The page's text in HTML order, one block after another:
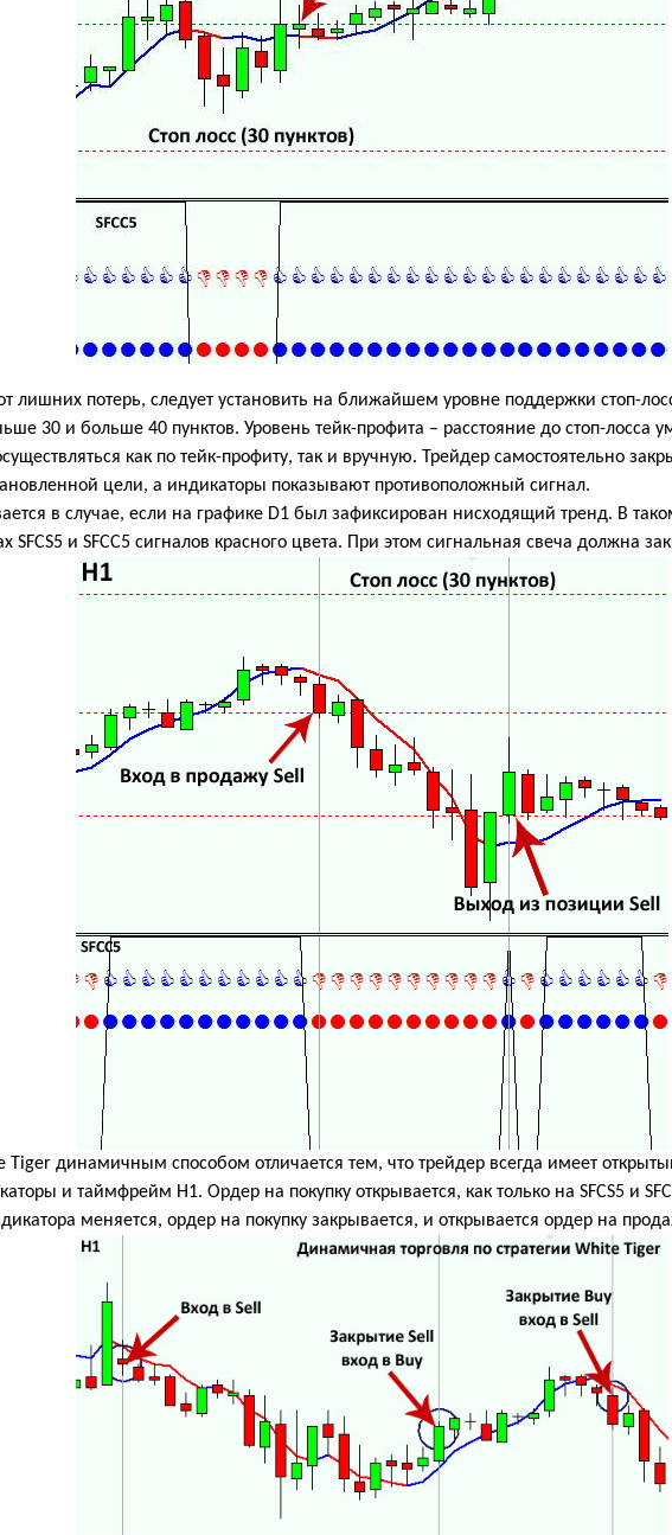
лишних потерь, следует установить на ближайшем уровне поддержки стоп-
30 и больше 40 пунктов. Уровень тейк-профита – расстояние до стоп-лосса
как по тейк-профиту, так и вручную. Трейдер самостоятельно
цели, а индикаторы показывают противоположный сигнал.
в случае, если на графике D1 был зафиксирован нисходящий тренд. В
SFCS5 и SFCС5 сигналов красного цвета. При этом сигнальная свеча должна
Tiger динамичным способом отличается тем, что трейдер всегда имеет
и таймфрейм Н1. Ордер на покупку открывается, как только на SFCS5 и
меняется, ордер на покупку закрывается, и открывается ордер на